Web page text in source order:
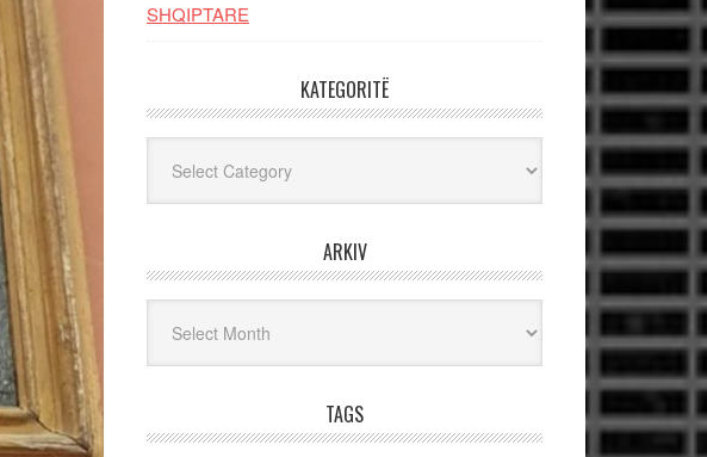
SHQIPTARE
KATEGORITË
ARKIV
TAGS